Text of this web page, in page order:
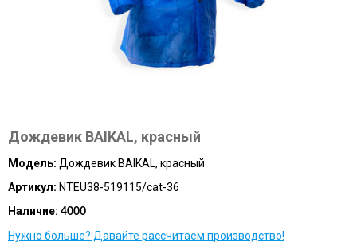
Дождевик BAIKAL, красный
Модель: Дождевик BAIKAL, красный
Артикул: NTEU38-519115/cat-36
Наличие: 4000
Нужно больше? Давайте рассчитаем производство!